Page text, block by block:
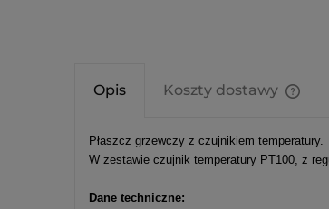
Opis Koszty dostawy
Płaszcz grzewczy z czujnikiem temperatury.
W zestawie czujnik temperatury PT100, z
Dane techniczne: